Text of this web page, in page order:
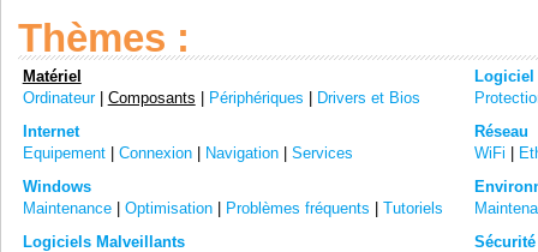
Thèmes :
Matériel
Ordinateur| Composants Périphériques Drivers et Bios
Logiciel
Internet
Equipement| Connexion| Navigation| Services
Réseau
WiFi
Windows
Maintenance| Optimisation| Problèmes fréquents Tutoriels
Logiciels Malveillants